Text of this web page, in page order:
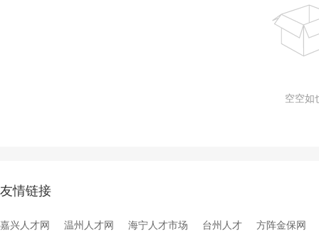
空空如
友情链接
嘉兴人才网 温州人才网 海宁人才市场 台州人才 方阵金保网